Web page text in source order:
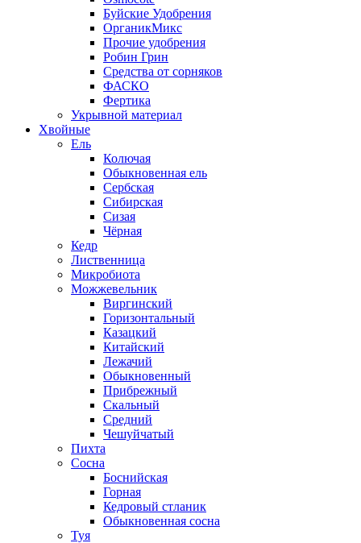
Буйские Удобрения
ОрганикМикс
Прочие удобрения
Робин Грин
Средства от сорняков
ФАСКО
Фертика
Укрывной материал
Хвойные
Ель
Колючая
Обыкновенная ель
Сербская
Сибирская
Сизая
Чёрная
Кедр
Лиственница
Микробиота
Можжевельник
Виргинский
Горизонтальный
Казацкий
Китайский
Лежачий
Обыкновенный
Прибрежный
Скальный
Средний
Чешуйчатый
Пихта
Сосна
Боснийская
Горная
Кедровый стланик
Обыкновенная сосна
Туя